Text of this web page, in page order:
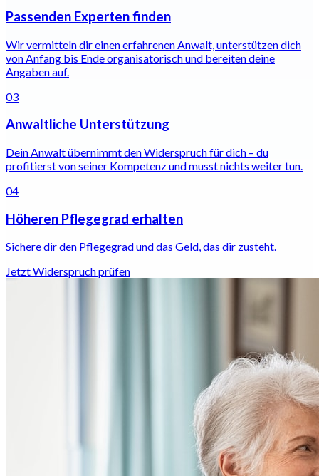
Passenden Experten finden
Wir vermitteln dir einen erfahrenen Anwalt, unterstützen dich
von Anfang bis Ende organisatorisch und bereiten deine
Angaben auf.
03
Anwaltliche Unterstützung
Dein Anwalt übernimmt den Widerspruch für dich – du
profitierst von seiner Kompetenz und musst nichts weiter tun.
04
Höheren Pflegegrad erhalten
Sichere dir den Pflegegrad und das Geld, das dir zusteht.
Jetzt Widerspruch prüfen